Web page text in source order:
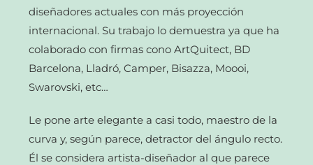
diseñadores actuales con más proyección
internacional. Su trabajo lo demuestra ya que ha
colaborado con firmas cono ArtQuitect, BD
Barcelona, Lladró, Camper, Bisazza, Moooi,
Swarovski, etc…
Le pone arte elegante a casi todo, maestro de la
curva y, según parece, detractor del ángulo recto.
Él se considera artista-diseñador al que parece